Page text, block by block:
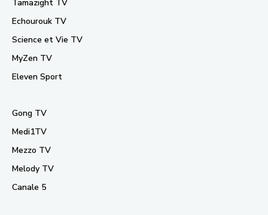
Tamazight TV
Echourouk TV
Science et Vie TV
MyZen TV
Eleven Sport
Gong TV
Medi1TV
Mezzo TV
Melody TV
Canale 5